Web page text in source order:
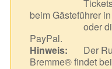
beim Gästeführer
oder
PayPal.
Hinweis:
Der
Bremme® findet